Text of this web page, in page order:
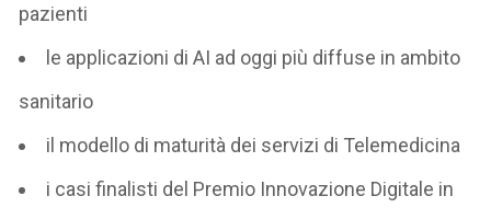
pazienti
le applicazioni di AI ad oggi più diffuse in ambito
sanitario
il modello di maturità dei servizi di Telemedicina
i casi finalisti del Premio Innovazione Digitale in